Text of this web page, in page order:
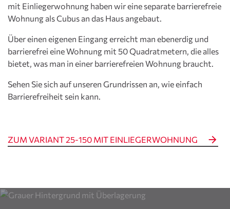
mit Einliegerwohnung haben wir eine separate barrierefreie
Wohnung als Cubus an das Haus angebaut.
Über einen eigenen Eingang erreicht man ebenerdig und
barrierefrei eine Wohnung mit 50 Quadratmetern, die alles
bietet, was man in einer barrierefreien Wohnung braucht.
Sehen Sie sich auf unseren Grundrissen an, wie einfach
Barrierefreiheit sein kann.
ZUM VARIANT 25-150 MIT EINLIEGERWOHNUNG